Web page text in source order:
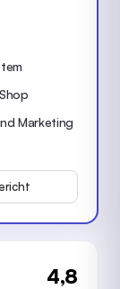
Marketing
4,8